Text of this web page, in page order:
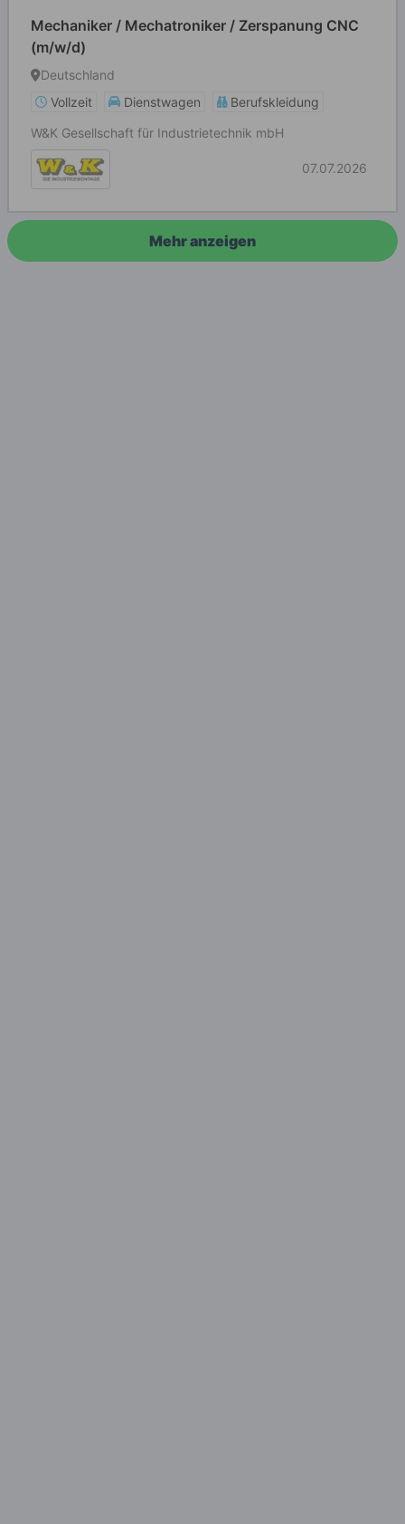
Mechaniker / Mechatroniker / Zerspanung CNC
(m/w/d)
Deutschland
Vollzeit
Dienstwagen
Berufskleidung
W&K Gesellschaft für Industrietechnik mbH
07.07.2026
Mehr anzeigen